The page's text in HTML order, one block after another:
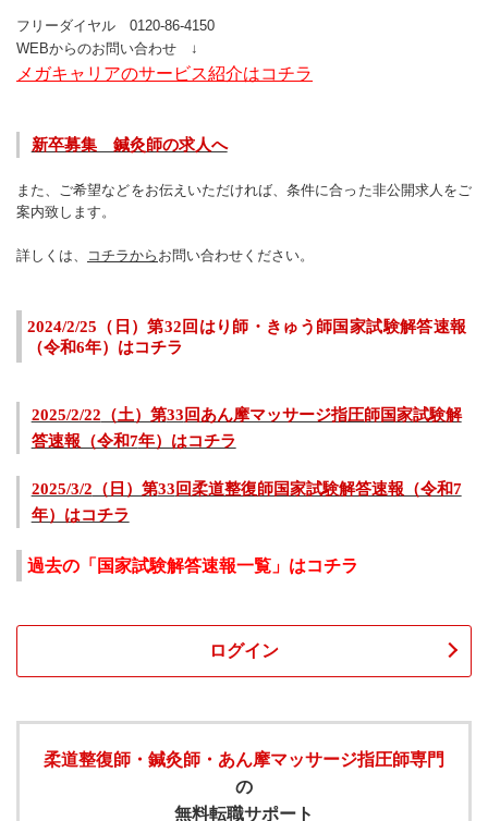
フリーダイヤル 0120-86-4150
WEBからのお問い合わせ ↓
メガキャリアのサービス紹介はコチラ
新卒募集 鍼灸師の求人へ
また、ご希望などをお伝えいただければ、条件に合った非公開求人をご
案内致します。
詳しくは、 コチラから お問い合わせください。
2024/2/25 （日）第32 回はり師・きゅう師国家試験解答速報
（令和6年）はコチラ
2025/2/22 （土）第33 回あん摩マッサージ指圧師国家試験解
答速報（令和7年）はコチラ
2025/3/2 （日）第33 回柔道整復師国家試験解答速報（令和7
年）はコチラ
過去の「国家試験解答速報一覧」はコチラ
ログイン
柔道整復師・鍼灸師・あん摩マッサージ指圧師専門
の
無料転職サポート